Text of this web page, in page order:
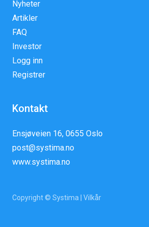
Nyheter
Artikler
FAQ
Investor
Logg inn
Registrer
Kontakt
Ensjøveien 16, 0655 Oslo
post@systima.no
www.systima.no
Copyright © Systima | Vilkår